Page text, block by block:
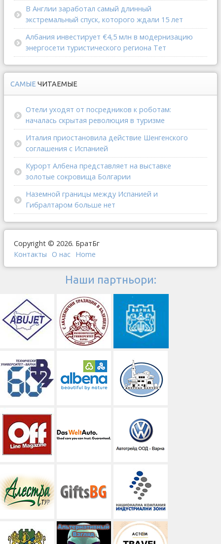
В Англии заработал самый длинный
экстремальный спуск, которого ждали 15 лет
Албания инвестирует €4,5 млн в модернизацию
энергосети туристического региона Тет
САМЫЕ ЧИТАЕМЫЕ
Отели уходят от посредников к роботам:
началась скрытая революция в туризме
Италия приостановила действие Шенгенского
соглашения с Испанией
Курорт Албена представляет на выставке
золотые сокровища Болгарии
Наземной границы между Испанией и
Гибралтаром больше нет
Copyright © 2026. БратБг
Контакты
О наc Home
Наши партньори: